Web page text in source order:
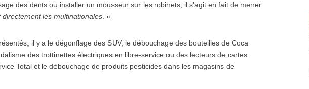
des dents ou installer un mousseur sur les robinets, il s’agit en fait de mener
directement les multinationales . »
il y a le dégonflage des SUV, le débouchage des bouteilles de Coca
des trottinettes électriques en libre-service ou des lecteurs de cartes
Total et le débouchage de produits pesticides dans les magasins de